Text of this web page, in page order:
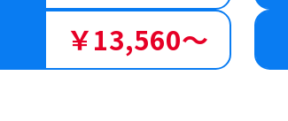
￥13,560～